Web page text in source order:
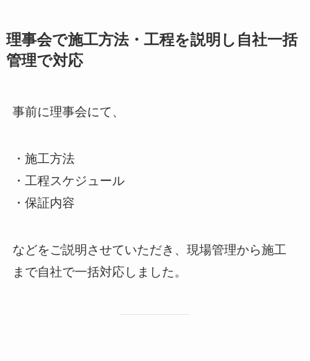
理事会で施工方法・工程を説明し自社一括
管理で対応
事前に理事会にて、
・施工方法
・工程スケジュール
・保証内容
などをご説明させていただき、現場管理から施工
まで自社で一括対応しました。